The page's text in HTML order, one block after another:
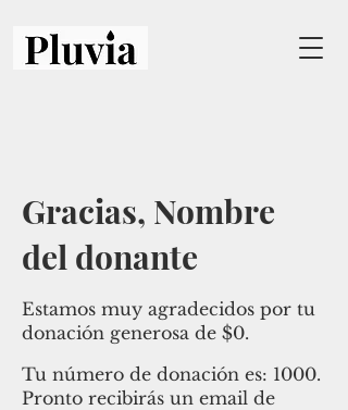
Gracias, Nombre
del donante
Estamos muy agradecidos por tu
donación generosa de $0.
Tu número de donación es: 1000.
Pronto recibirás un email de